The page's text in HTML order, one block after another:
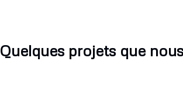
Quelques projets que